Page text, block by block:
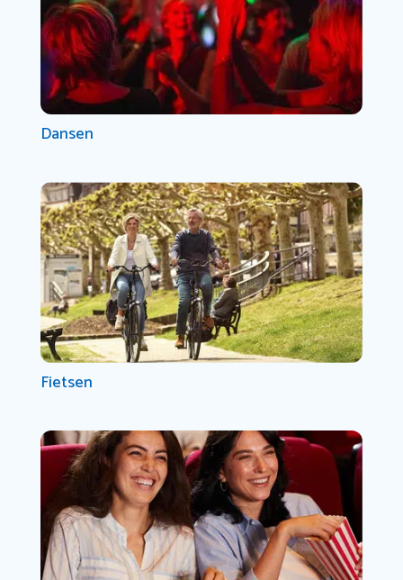
Dansen
Fietsen